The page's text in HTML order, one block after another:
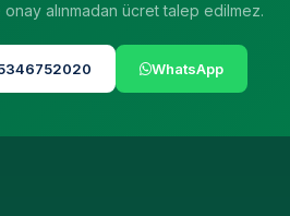
alınmadan ücret talep edilmez.
WhatsApp